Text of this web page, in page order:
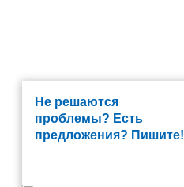
Не решаются
проблемы? Есть
предложения? Пишите!